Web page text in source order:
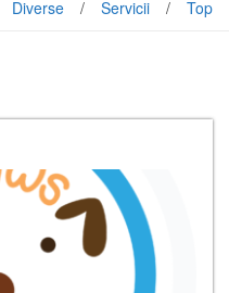
Diverse / Servicii / Top